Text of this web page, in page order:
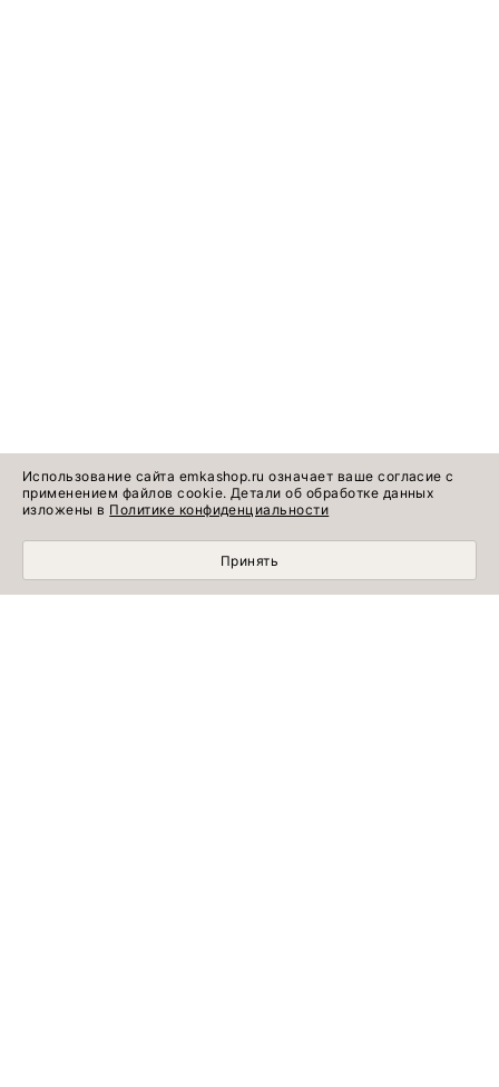
Использование сайта emkashop.ru означает ваше согласие с
применением файлов cookie. Детали об обработке данных
изложены в Политике конфиденциальности
Принять